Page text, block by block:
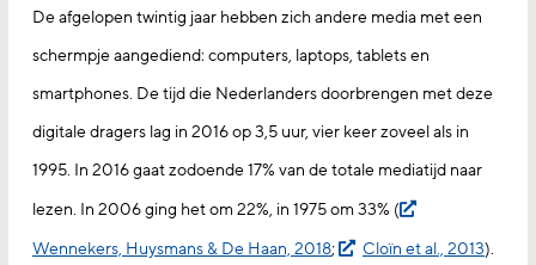
De afgelopen twintig jaar hebben zich andere media met een
schermpje aangediend: computers, laptops, tablets en
smartphones. De tijd die Nederlanders doorbrengen met deze
digitale dragers lag in 2016 op 3,5 uur, vier keer zoveel als in
1995. In 2016 gaat zodoende 17% van de totale mediatijd naar
lezen. In 2006 ging het om 22%, in 1975 om 33% (
Wennekers, Huysmans & De Haan, 2018; Cloïn et al., 2013).